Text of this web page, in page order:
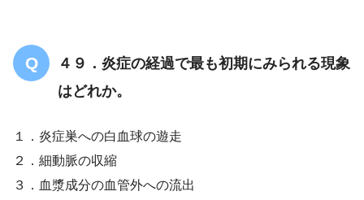
４９．炎症の経過で最も初期にみられる現象
はどれか。
１．炎症巣への白血球の遊走
２．細動脈の収縮
３．血漿成分の血管外への流出